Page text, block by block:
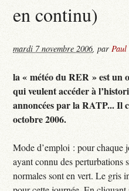
en continu)
mardi 7 novembre 2006,par
la « météo du RER » est un
qui veulent accéder à
annoncées par la RATP... Il
octobre 2006.
Mode d’emploi : pour chaque
ayant connu des perturbations
normales sont en vert. Le gris